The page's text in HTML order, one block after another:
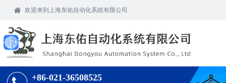
欢迎来到上海东佑自动化系统有限公司
+86-021-36508525